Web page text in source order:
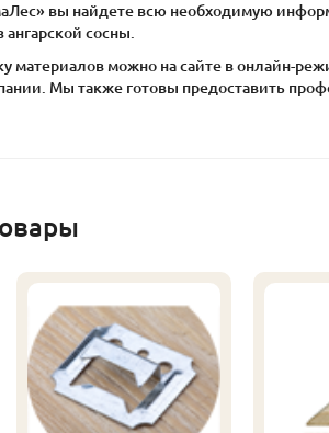
вы найдете всю необходимую
сосны.
материалов можно на сайте в онлайн-
Мы также готовы предоставить